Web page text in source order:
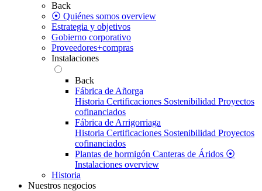
Back
⦿ Quiénes somos overview
Estrategia y objetivos
Gobierno corporativo
Proveedores+compras
Instalaciones
Back
Fábrica de Añorga
Historia Certificaciones Sostenibilidad Proyectos
cofinanciados
Fábrica de Arrigorriaga
Historia Certificaciones Sostenibilidad Proyectos
cofinanciados
Plantas de hormigón Canteras de Áridos ⦿
Instalaciones overview
Historia
Nuestros negocios